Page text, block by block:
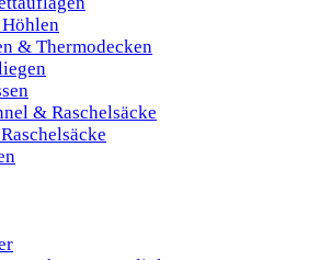
& Thermodecken
& Raschelsäcke